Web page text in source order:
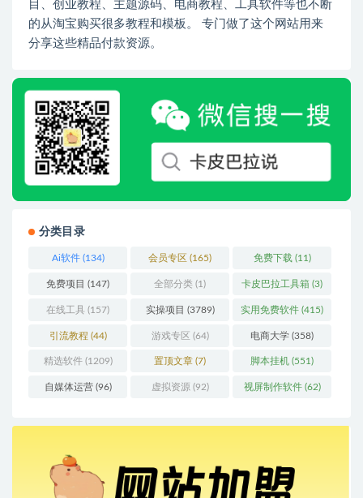
目、创业教程、主题源码、电商教程、工具软件等也不断
的从淘宝购买很多教程和模板。 专门做了这个网站用来
分享这些精品付款资源。
分类目录
Ai软件(134) 会员专区 (165) 免费下载 (11)
免费项目 (147) 全部分类 (1) 卡皮巴拉工具箱 (3)
在线工具 (157) 实操项目 (3789) 实用免费软件 (415)
引流教程 (44) 游戏专区 (64) 电商大学 (358)
精选软件(1209) 置顶文章 (7) 脚本挂机 (551)
自媒体运营(96) 虚拟资源 (92) 视屏制作软件(62)